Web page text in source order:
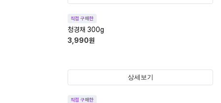
직접 구매한
청경채 300g
3,990원
상세보기
직접 구매한